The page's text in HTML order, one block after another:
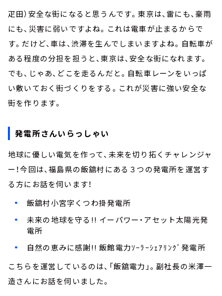
疋田）安全な街になると思うんです。東京は、雷にも、豪雨
にも、災害に弱いですよね。これは電車が止まるからで
す。だけど、車は、渋滞を生んでしまいますよね。自転車が
ある程度の分担を担うと、東京は、安全な街になれます。
でも、じゃあ、どこを走るんだと。自転車レーンをいっぱ
い敷いておく街づくりをする。これが災害に強い安全な
街を作ります。
発電所さんいらっしゃい
地球に優しい電気を作って、未来を切り拓くチャレンジャ
ー！今回は、福島県の飯舘村にある３つの発電所を運営す
る方にお話を伺います！
飯舘村小宮字くつわ掛発電所
未来の地球を守る!! イーパワー・アセット太陽光発
電所
自然の恵みに感謝!! 飯館電力ｿｰﾗｰｼｪｱﾘﾝｸﾞ発電所
こちらを運営しているのは、「飯舘電力」。副社長の米澤一
造さんにお話を伺いました。